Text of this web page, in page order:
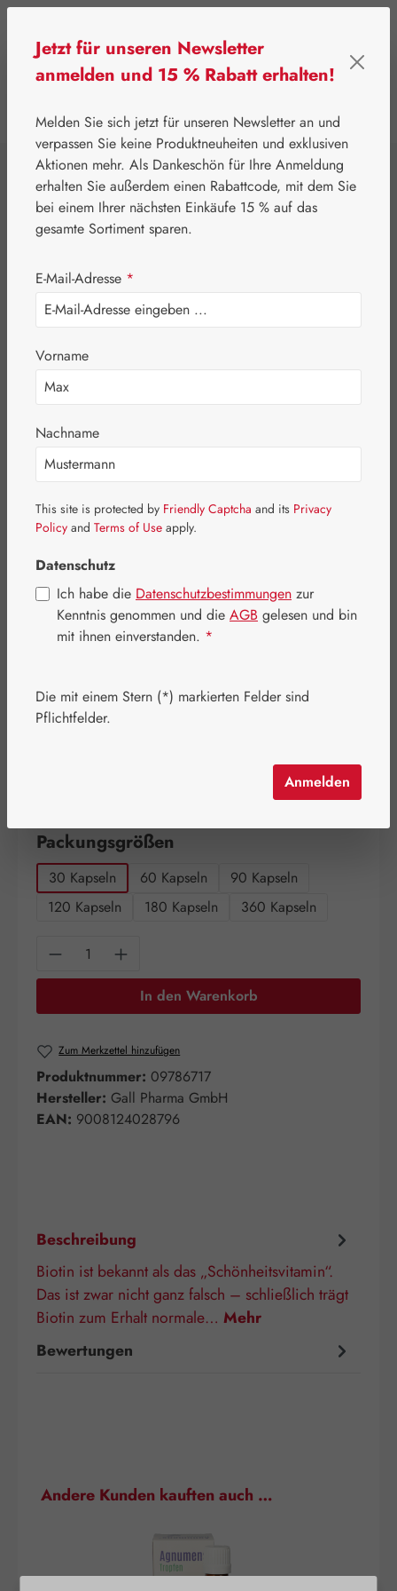
⌂ Gall Pharma Vitamine & Co.
Biotin 2,5 mg GPH
Kapseln
Bildergalerie überspringen
Regulärer Preis:
10,20 €
Inhalt:0.008 Kilogramm
Packungsgrößen
30 Kapseln 60 Kapseln
90 Kapseln
120 Kapseln
180 Kapseln 360 Kapseln
Produkt Anzahl: Gib den gewünschten
In den Warenkorb
Zum Merkzettel hinzufügen
Produktnummer: 09786717
Hersteller: Gall Pharma GmbH
EAN: 9008124028796
Beschreibung
Biotin ist bekannt als das „Schönheitsvitamin“.
Das ist zwar nicht ganz falsch – schließlich trägt
Biotin zum Erhalt normale… Mehr
Bewertungen
Produktgalerie überspringen
Andere Kunden kauften auch …
Jetzt für unseren Newsletter
anmelden und 15 % Rabatt erhalten!
Melden Sie sich jetzt für unseren Newsletter an und
verpassen Sie keine Produktneuheiten und exklusiven
Aktionen mehr. Als Dankeschön für Ihre Anmeldung
erhalten Sie außerdem einen Rabattcode, mit dem Sie
bei einem Ihrer nächsten Einkäufe 15 % auf das
gesamte Sortiment sparen.
E-Mail-Adresse *
Vorname
Nachname
This site is protected by Friendly Captcha and its Privacy
Policy and Terms of Use apply.
Datenschutz
Ich habe die Datenschutzbestimmungen zur
Kenntnis genommen und die AGB gelesen und bin
mit ihnen einverstanden. *
Die mit einem Stern (*) markierten Felder sind
Pflichtfelder.
Anmelden